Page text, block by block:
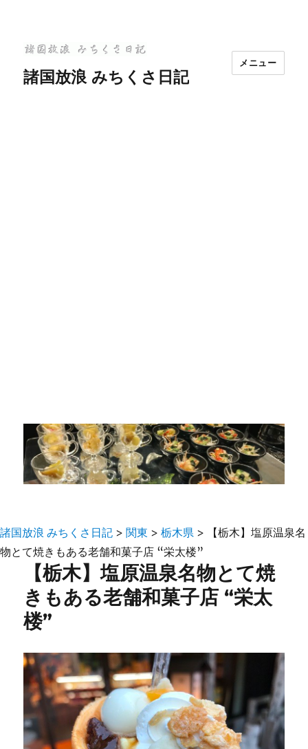
諸国放浪 みちくさ日記
メニュー
諸国放浪 みちくさ日記 > 関東 > 栃木県 >
【栃木】塩原温泉名
物とて焼きもある老舗和菓子店 “栄太楼”
【栃木】塩原温泉名物とて焼
きもある老舗和菓子店 “栄太
楼”